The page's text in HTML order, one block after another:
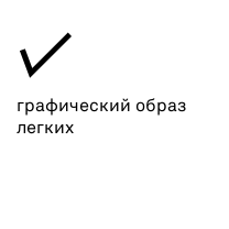
✓
графический образ
легких